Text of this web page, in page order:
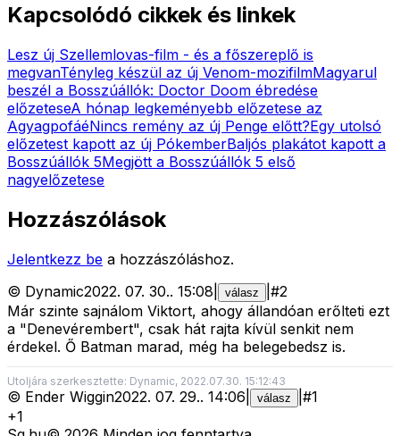
Kapcsolódó cikkek és linkek
Lesz új Szellemlovas-film - és a főszereplő is
megvanTényleg készül az új Venom-mozifilmMagyarul
beszél a Bosszúállók: Doctor Doom ébredése
előzeteseA hónap legkeményebb előzetese az
AgyagpofáéNincs remény az új Penge előtt?Egy utolsó
előzetest kapott az új PókemberBaljós plakátot kapott a
Bosszúállók 5Megjött a Bosszúállók 5 első
nagyelőzetese
Hozzászólások
Jelentkezz be a hozzászóláshoz.
© Dynamic2022. 07. 30.. 15:08 válasz #2
Már szinte sajnálom Viktort, ahogy állandóan erőlteti ezt
a "Denevérembert", csak hát rajta kívül senkit nem
érdekel. Ő Batman marad, még ha belegebedsz is.
Utoljára szerkesztette: Dynamic, 2022.07.30. 15:12:43
© Ender Wiggin2022. 07. 29.. 14:06 válasz #1
+1